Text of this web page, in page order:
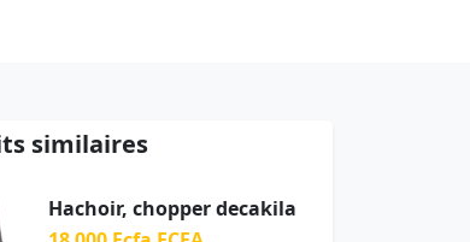
similaires
Hachoir, chopper decakila